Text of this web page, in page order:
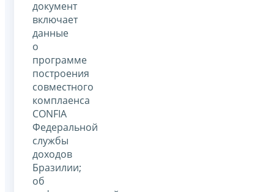
документ
включает
данные
о
программе
построения
совместного
комплаенса
CONFIA
Федеральной
службы
доходов
Бразилии;
об